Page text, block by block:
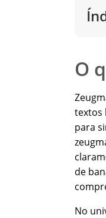
O
textos
para
de
No